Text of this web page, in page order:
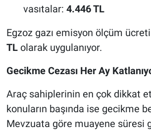
vasıtalar: 4.446 TL
Egzoz gazı emisyon ölçüm
TLolarak uygulanıyor.
Gecikme Cezası Her Ay
Araç sahiplerinin en çok dikkat
konuların başında ise gecikme
Mevzuata göre muayene süresi